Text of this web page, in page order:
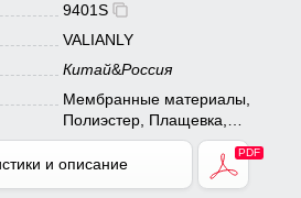
9401S
VALIANLY
Китай&Россия
Мембранные материалы,
Полиэстер, Плащевка,
Тефлон
и описание